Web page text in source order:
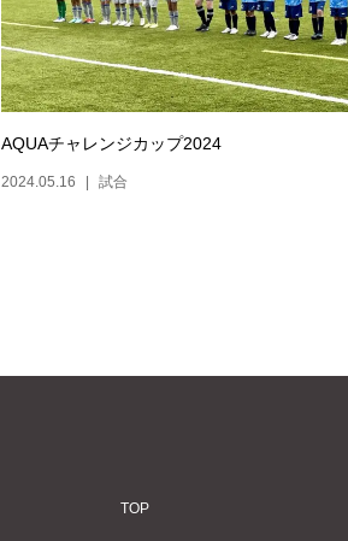
AQUAチャレンジカップ2024
2024.05.16 試合
TOP